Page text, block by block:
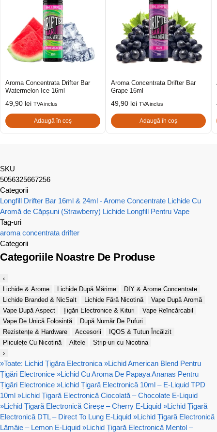
Aroma Concentrata Drifter Bar
Watermelon Ice 16ml
49,90 lei TVA inclus
Adaugă în coș
Aroma Concentrata Drifter Bar
Grape 16ml
49,90 lei TVA inclus
Adaugă în coș
SKU
5056325667256
Categorii
Longfill Drifter Bar 16ml & 24ml - Arome Concentrate Lichide Cu
Aromă de Căpșuni (Strawberry) Lichide Longfill Pentru Vape
Tag-uri
aroma concentrata drifter
Categorii
Categoriile Noastre De Produse
‹
Lichide & Arome
Lichide După Mărime
DIY & Arome Concentrate
Lichide Branded & NicSalt
Lichide Fără Nicotină
Vape După Aromă
Vape După Aspect
Țigări Electronice & Kituri
Vape Reîncărcabil
Vape De Unică Folosință
După Număr De Pufuri
Rezistențe & Hardware
Accesorii
IQOS & Tutun Încălzit
Pliculețe Cu Nicotină
Altele
Strip-uri cu Nicotina
›
»Toate: Lichid Țigăra Electronica »Lichid American Blend Pentru
Țigări Electronice »Lichid Cu Aroma De Papaya Ananas Pentru
Țigări Electronice »Lichid Țigară Electronică 10ml – E-Liquid TPD
10ml »Lichid Țigară Electronică Ciocolată – Chocolate E-Liquid
»Lichid Țigară Electronică Cireșe – Cherry E-Liquid »Lichid Țigară
Electronică DTL – Direct To Lung E-Liquid »Lichid Țigară Electronică
Lămâie – Lemon E-Liquid »Lichid Țigară Electronică Mentol –